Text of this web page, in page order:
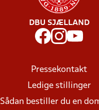
DBU SJÆLLAND
Pressekontakt
Ledige stillinger
Sådan bestiller du en